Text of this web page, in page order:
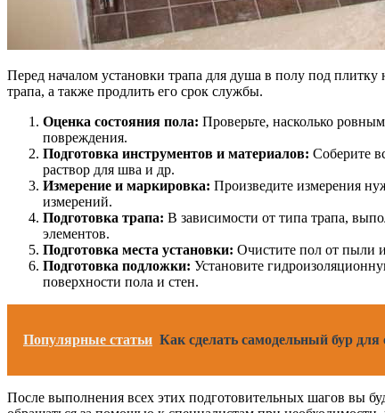
Перед началом установки трапа для душа в полу под
трапа, а также продлить его срок службы.
Оценка состояния пола: Проверьте, насколько
повреждения.
Подготовка инструментов и материалов: Соберите
раствор для шва и др.
Измерение и маркировка: Произведите измерения
измерений.
Подготовка трапа: В зависимости от типа трапа,
элементов.
Подготовка места установки: Очистите пол от пыли
Подготовка подложки: Установите
поверхности пола и стен.
Популярные статьи Как сделать самодельный бур
После выполнения всех этих подготовительных шагов вы